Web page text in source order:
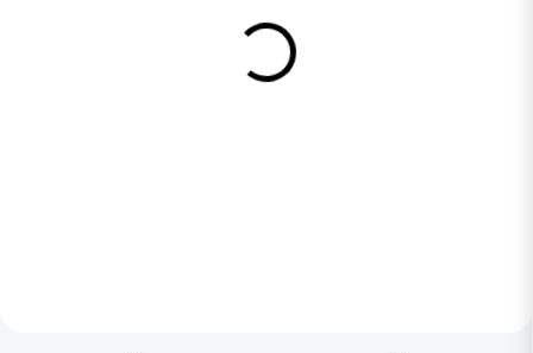
Vzduchových Filtrů – 5 L